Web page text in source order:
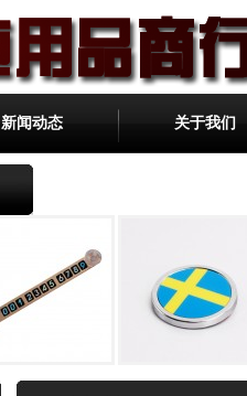
新闻动态 关于我们